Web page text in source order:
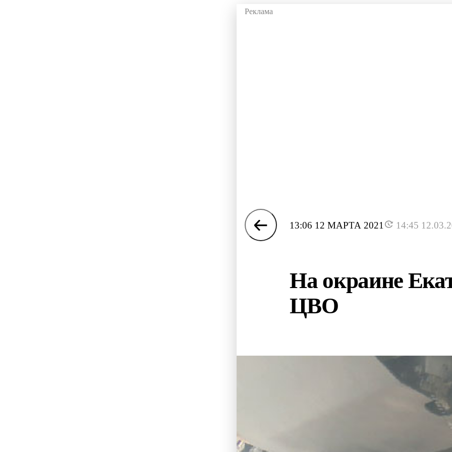
13:06 12 МАРТА 2021 14:45
На окраине
ЦВО